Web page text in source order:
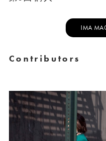
IMA
Contributors